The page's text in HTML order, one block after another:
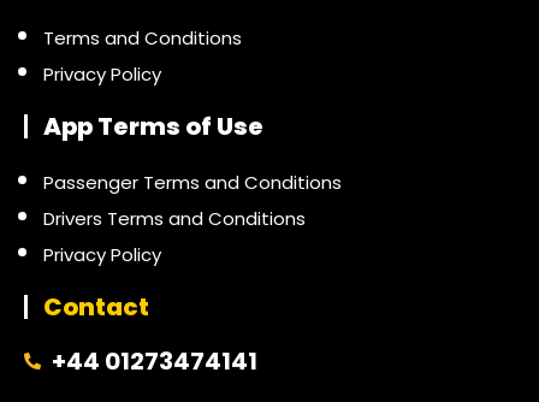
Terms and Conditions
Privacy Policy
App Terms of Use
Passenger Terms and Conditions
Drivers Terms and Conditions
Privacy Policy
Contact
+44 01273474141